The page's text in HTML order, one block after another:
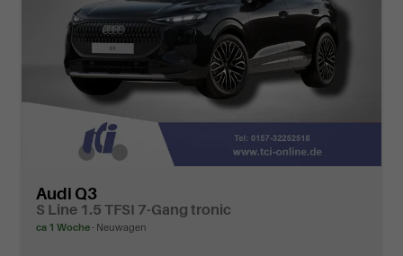
Audi Q3
S Line 1.5 TFSI 7-Gang tronic
ca 1 Woche Neuwagen